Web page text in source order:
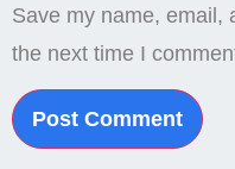
Save my name, email,
the next time I